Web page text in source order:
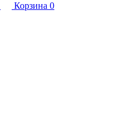
Корзина 0